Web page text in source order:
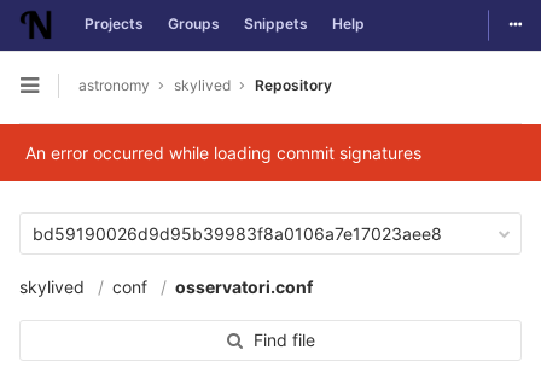
Skip to content
Projects Groups Snippets Help
Open sidebar
astronomy skylived Repository
An error occurred while loading commit signatures
bd59190026d9d95b39983f8a0106a7e17023aee8
skylived conf osservatori.conf
Find file